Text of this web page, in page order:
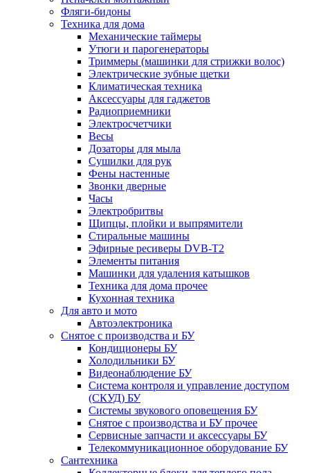
Фляги-бидоны
Техника для дома
Механические таймеры
Утюги и парогенераторы
Триммеры (машинки для стрижки волос)
Электрические зубные щетки
Климатическая техника
Аксессуары для гаджетов
Радиоприемники
Электросчетчики
Весы
Дозаторы для мыла
Сушилки для рук
Фены настенные
Звонки дверные
Часы
Электробритвы
Щипцы, плойки и выпрямители
Стиральные машины
Эфирные ресиверы DVB-T2
Элементы питания
Машинки для удаления катышков
Техника для дома прочее
Кухонная техника
Для авто и мото
Автоэлектроника
Снятое с производства и БУ
Кондиционеры БУ
Холодильники БУ
Видеонаблюдение БУ
Система контроля и управление доступом
(СКУД) БУ
Системы звукового оповещения БУ
Снятое с производства и БУ прочее
Сервисные запчасти и аксессуары БУ
Телекоммуникационное оборудование БУ
Сантехника